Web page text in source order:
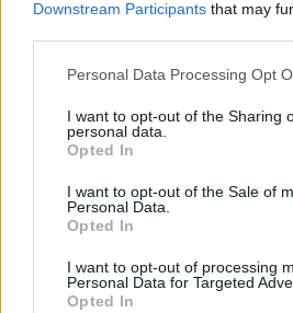
Downstream Participants that may
Personal Data Processing Opt
I want to opt-out of the Sharing
personal data.
Opted In
I want to opt-out of the Sale of
Personal Data.
Opted In
I want to opt-out of processing
Personal Data for Targeted
Opted In